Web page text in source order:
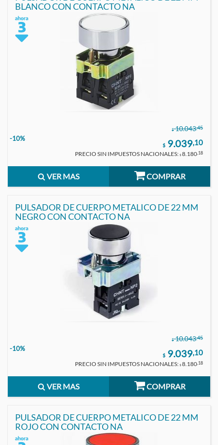
BLANCO CON CONTACTO NA
$ 10.043,45
-10%
$ 9.039,10
PRECIO SIN IMPUESTOS NACIONALES: $ 8.180,18
VER MAS COMPRAR
PULSADOR DE CUERPO METALICO DE 22 MM
NEGRO CON CONTACTO NA
$ 10.043,45
-10%
$ 9.039,10
PRECIO SIN IMPUESTOS NACIONALES: $ 8.180,18
VER MAS COMPRAR
PULSADOR DE CUERPO METALICO DE 22 MM
ROJO CON CONTACTO NA